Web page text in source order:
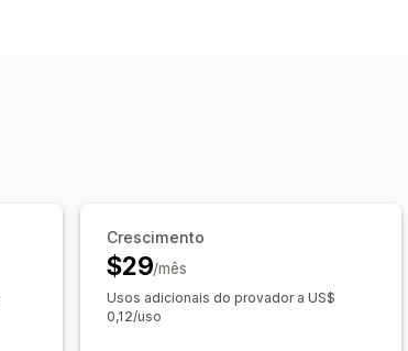
Crescimento
$29/mês
Usos adicionais do provador a US$
0,12/uso